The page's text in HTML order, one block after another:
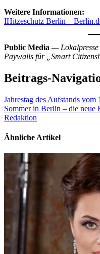
Weitere Informationen:
IHitzeschutz Berlin –
Public Media — Lokalpresse
Paywalls für „Smart
Beitrags-
Jahrestag des Aufstands
Sommer in Berlin – die
Redaktion
Ähnliche Artikel